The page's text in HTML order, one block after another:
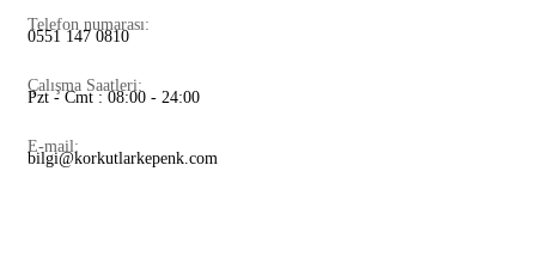
Telefon numarası:
0551 147 0810
Çalışma Saatleri:
Pzt - Cmt : 08:00 - 24:00
E-mail:
bilgi@korkutlarkepenk.com